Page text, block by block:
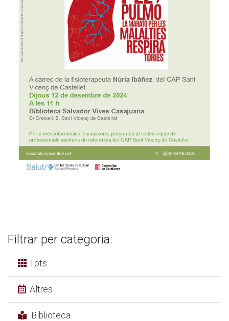
Filtrar per categoria:
Tots
Altres
Biblioteca